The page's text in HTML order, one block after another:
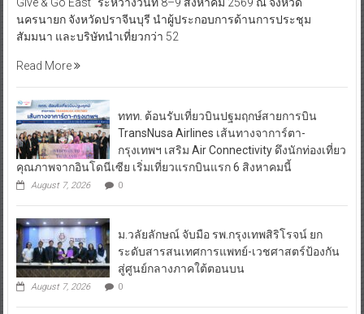
นครนายก จังหวัดปราจีนบุรี นำผู้ประกอบการด้านการประชุม
สัมมนา และบริษัทนำเที่ยวกว่า 52
Read More
ททท. ต้อนรับเที่ยวบินปฐมฤกษ์สายการบิน
TransNusa Airlines เส้นทางจาการ์ตา-
กรุงเทพฯ เสริม Air Connectivity ดึงนักท่องเที่ยว
คุณภาพจากอินโดนีเซีย เริ่มเที่ยวแรกบินแรก 6 สิงหาคมนี้
August 7, 2026 0
ม.วลัยลักษณ์ จับมือ รพ.กรุงเทพสิริโรจน์ ยก
ระดับสารสนเทศการแพทย์-เวชศาสตร์ป้องกัน
สู่ศูนย์กลางภาคใต้ตอนบน
August 7, 2026 0